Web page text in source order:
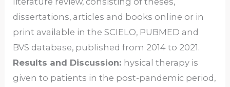
dissertations, articles and books online or in
print available in the SCIELO, PUBMED and
BVS database, published from 2014 to 2021.
Results and Discussion: hysical therapy is
given to patients in the post-pandemic period,